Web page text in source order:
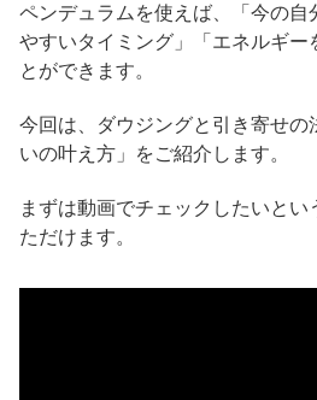
ペンデュラムを使えば、「今の自
やすいタイミング」「エネルギー
とができます。
今回は、ダウジングと引き寄せの
いの叶え方」をご紹介します。
まずは動画でチェックしたいと
ただけます。